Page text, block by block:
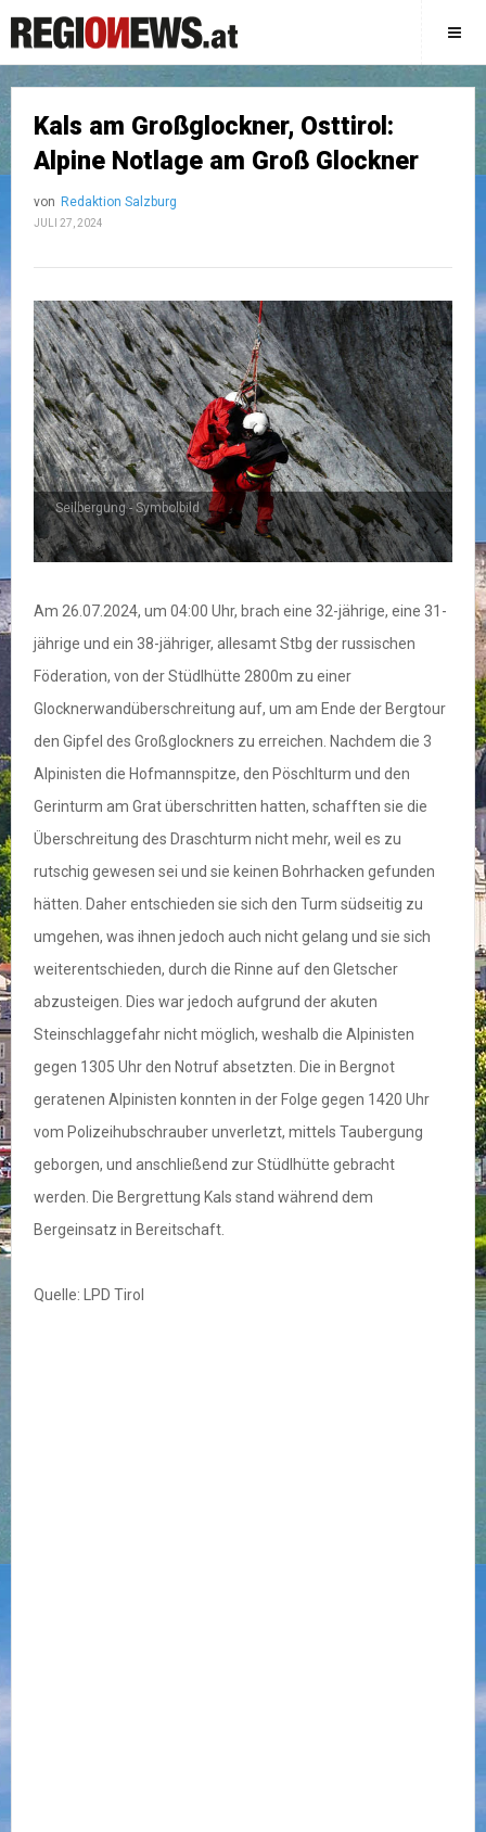
Kals am Großglockner, Osttirol:
Alpine Notlage am Groß Glockner
von Redaktion Salzburg
JULI 27, 2024
Seilbergung - Symbolbild
Am 26.07.2024, um 04:00 Uhr, brach eine 32-jährige, eine 31-
jährige und ein 38-jähriger, allesamt Stbg der russischen
Föderation, von der Stüdlhütte 2800m zu einer
Glocknerwandüberschreitung auf, um am Ende der Bergtour
den Gipfel des Großglockners zu erreichen. Nachdem die 3
Alpinisten die Hofmannspitze, den Pöschlturm und den
Gerinturm am Grat überschritten hatten, schafften sie die
Überschreitung des Draschturm nicht mehr, weil es zu
rutschig gewesen sei und sie keinen Bohrhacken gefunden
hätten. Daher entschieden sie sich den Turm südseitig zu
umgehen, was ihnen jedoch auch nicht gelang und sie sich
weiterentschieden, durch die Rinne auf den Gletscher
abzusteigen. Dies war jedoch aufgrund der akuten
Steinschlaggefahr nicht möglich, weshalb die Alpinisten
gegen 1305 Uhr den Notruf absetzten. Die in Bergnot
geratenen Alpinisten konnten in der Folge gegen 1420 Uhr
vom Polizeihubschrauber unverletzt, mittels Taubergung
geborgen, und anschließend zur Stüdlhütte gebracht
werden. Die Bergrettung Kals stand während dem
Bergeinsatz in Bereitschaft.
Quelle: LPD Tirol